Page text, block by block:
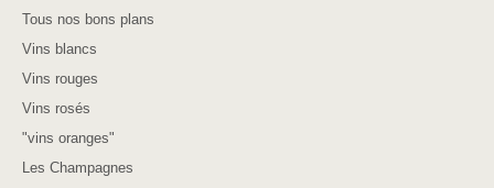
Tous nos bons plans
Vins blancs
Vins rouges
Vins rosés
"vins oranges"
Les Champagnes